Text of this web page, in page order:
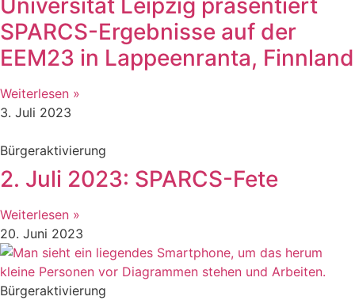
SPARCS-Ergebnisse auf der
EEM23 in Lappeenranta, Finnland
Weiterlesen »
3. Juli 2023
Bürgeraktivierung
2. Juli 2023: SPARCS-Fete
Weiterlesen »
20. Juni 2023
Bürgeraktivierung